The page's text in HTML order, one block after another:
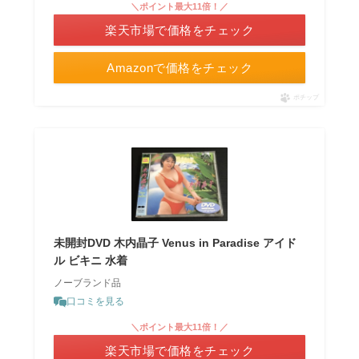
Amazonで価格をチェック
＼ポイント最大11倍！／
楽天市場で価格をチェック
ポチップ
未開封DVD 木内晶子 Venus in Paradise アイド
ル ビキニ 水着
ノーブランド品
口コミを見る
＼ポイント最大11倍！／
楽天市場で価格をチェック